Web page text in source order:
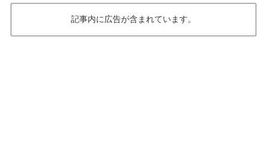
記事内に広告が含まれています。